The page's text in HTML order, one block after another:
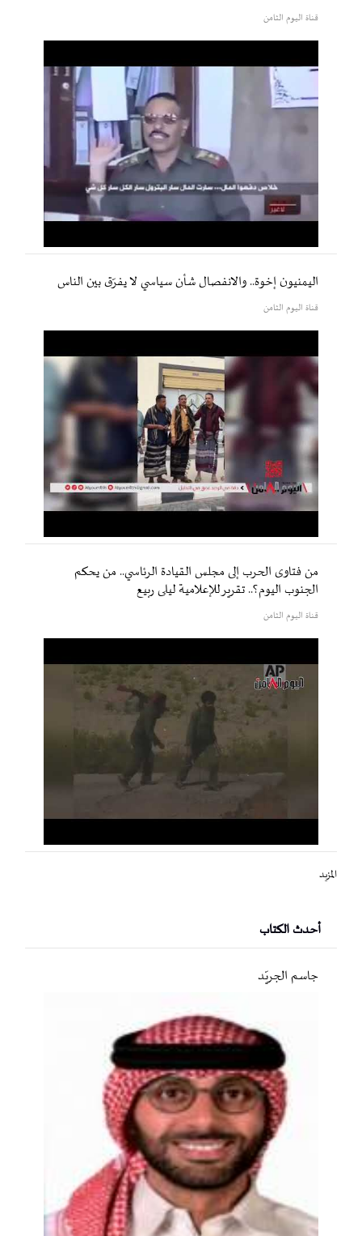
قناة اليوم الثامن
اليمنيون إخوة.. والانفصال شأن سياسي لا يفرّق بين الناس
قناة اليوم الثامن
من فتاوى الحرب إلى مجلس القيادة الرئاسي.. من يحكم
الجنوب اليوم؟.. تقرير للإعلامية ليلى ربيع
قناة اليوم الثامن
المزيد
أحدث الكتاب
جاسم الجريّد